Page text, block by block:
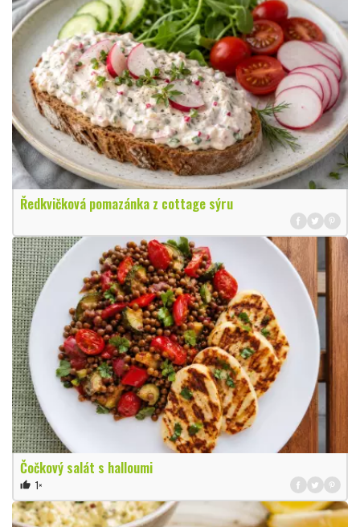
Ředkvičková pomazánka z cottage sýru
Čočkový salát s halloumi
thumb_up 1×